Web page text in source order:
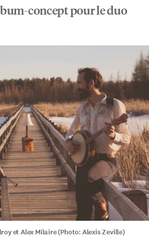
concept pour le duo
et Alex Milaire (Photo: Alexis Zeville)